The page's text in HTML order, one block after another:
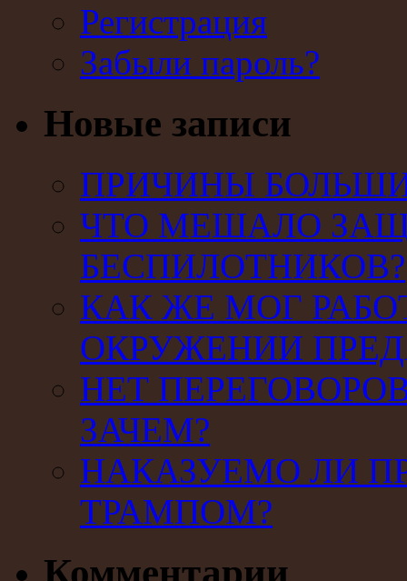
Регистрация
Забыли пароль?
Новые записи
ПРИЧИНЫ
ЧТО МЕШАЛО
БЕСПИЛОТНИКОВ?
КАК ЖЕ МОГ
ОКРУЖЕНИИ
НЕТ
ЗАЧЕМ?
НАКАЗУЕМО ЛИ
ТРАМПОМ?
Комментарии